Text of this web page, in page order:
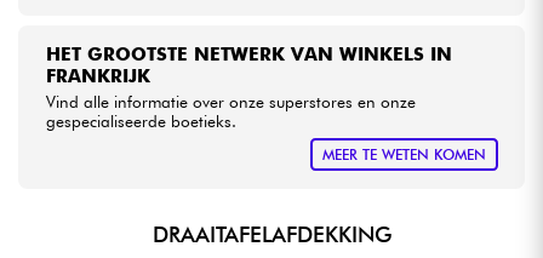
HET GROOTSTE NETWERK VAN WINKELS IN
FRANKRIJK
Vind alle informatie over onze superstores en onze
gespecialiseerde boetieks.
MEER TE WETEN KOMEN
DRAAITAFELAFDEKKING